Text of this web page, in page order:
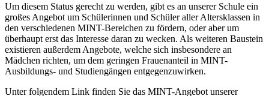
Um diesem Status gerecht zu werden, gibt es an unserer Schule ein
großes Angebot um Schülerinnen und Schüler aller Altersklassen in
den verschiedenen MINT-Bereichen zu fördern, oder aber um
überhaupt erst das Interesse daran zu wecken. Als weiteren Baustein
existieren außerdem Angebote, welche sich insbesondere an
Mädchen richten, um dem geringen Frauenanteil in MINT-
Ausbildungs- und Studiengängen entgegenzuwirken.
Unter folgendem Link finden Sie das MINT-Angebot unserer